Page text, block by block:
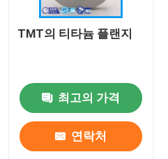
TMT의 티타늄 플랜지
최고의 가격
연락처